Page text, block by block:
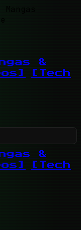
&
[Tech
&
[Tech